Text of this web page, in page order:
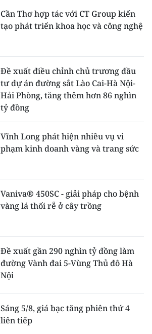
Cần Thơ hợp tác với CT Group kiến
tạo phát triển khoa học và công nghệ
Đề xuất điều chỉnh chủ trương đầu
tư dự án đường sắt Lào Cai-Hà Nội-
Hải Phòng, tăng thêm hơn 86 nghìn
tỷ đồng
Vĩnh Long phát hiện nhiều vụ vi
phạm kinh doanh vàng và trang sức
Vaniva® 450SC - giải pháp cho bệnh
vàng lá thối rễ ở cây trồng
Đề xuất gần 290 nghìn tỷ đồng làm
đường Vành đai 5-Vùng Thủ đô Hà
Nội
Sáng 5/8, giá bạc tăng phiên thứ 4
liên tiếp